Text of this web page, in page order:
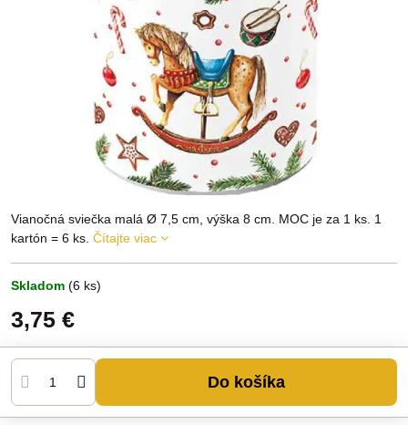
Vianočná sviečka malá Ø 7,5 cm, výška 8 cm. MOC je za 1 ks. 1
kartón = 6 ks. Čítajte viac
Skladom (6 ks)
3,75 €
Do košíka